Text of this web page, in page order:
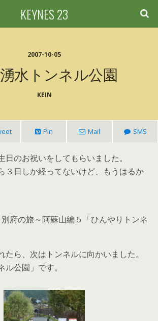
KEYNES 23
2007-10-05
水トンネル公園
KEIN
Pin Mail SMS
日のお祝いをしてもらいました。
３日しか経ってないけど、もうはるか
府の旅～阿蘇山編５「ひんやりトンネ
たら、次はトンネルに向かいました。
ル公園」です。